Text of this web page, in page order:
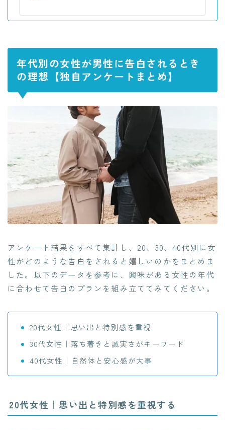
年代別の女性が男性に告白されるとき
の理想【独自アンケートまとめ】
アンケート結果をすべて集計し、20、30、40代別に女
性がどのような告白をされると嬉しいのかをまとめま
した。以下のデータを参考に、興味がある女性の年代
に合わせて告白のプランを組み立ててみてください。
20代女性｜思い出と特別感を重視
30代女性｜落ち着きと誠実さがキーワード
40代女性｜自然体と安心感が大事
20代女性｜思い出と特別感を重視する